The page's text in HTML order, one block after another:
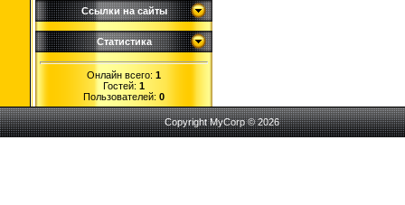
Ссылки на сайты
Статистика
Онлайн всего: 1
Гостей: 1
Пользователей: 0
Copyright MyCorp © 2026